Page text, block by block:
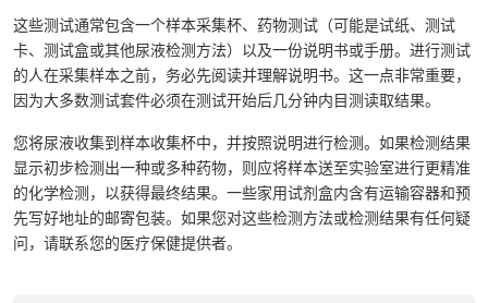
这些测试通常包含一个样本采集杯、药物测试（可能是试纸、测试
卡、测试盒或其他尿液检测方法）以及一份说明书或手册。进行测试
的人在采集样本之前，务必先阅读并理解说明书。这一点非常重要，
因为大多数测试套件必须在测试开始后几分钟内目测读取结果。
您将尿液收集到样本收集杯中，并按照说明进行检测。如果检测结果
显示初步检测出一种或多种药物，则应将样本送至实验室进行更精准
的化学检测，以获得最终结果。一些家用试剂盒内含有运输容器和预
先写好地址的邮寄包装。如果您对这些检测方法或检测结果有任何疑
问，请联系您的医疗保健提供者。